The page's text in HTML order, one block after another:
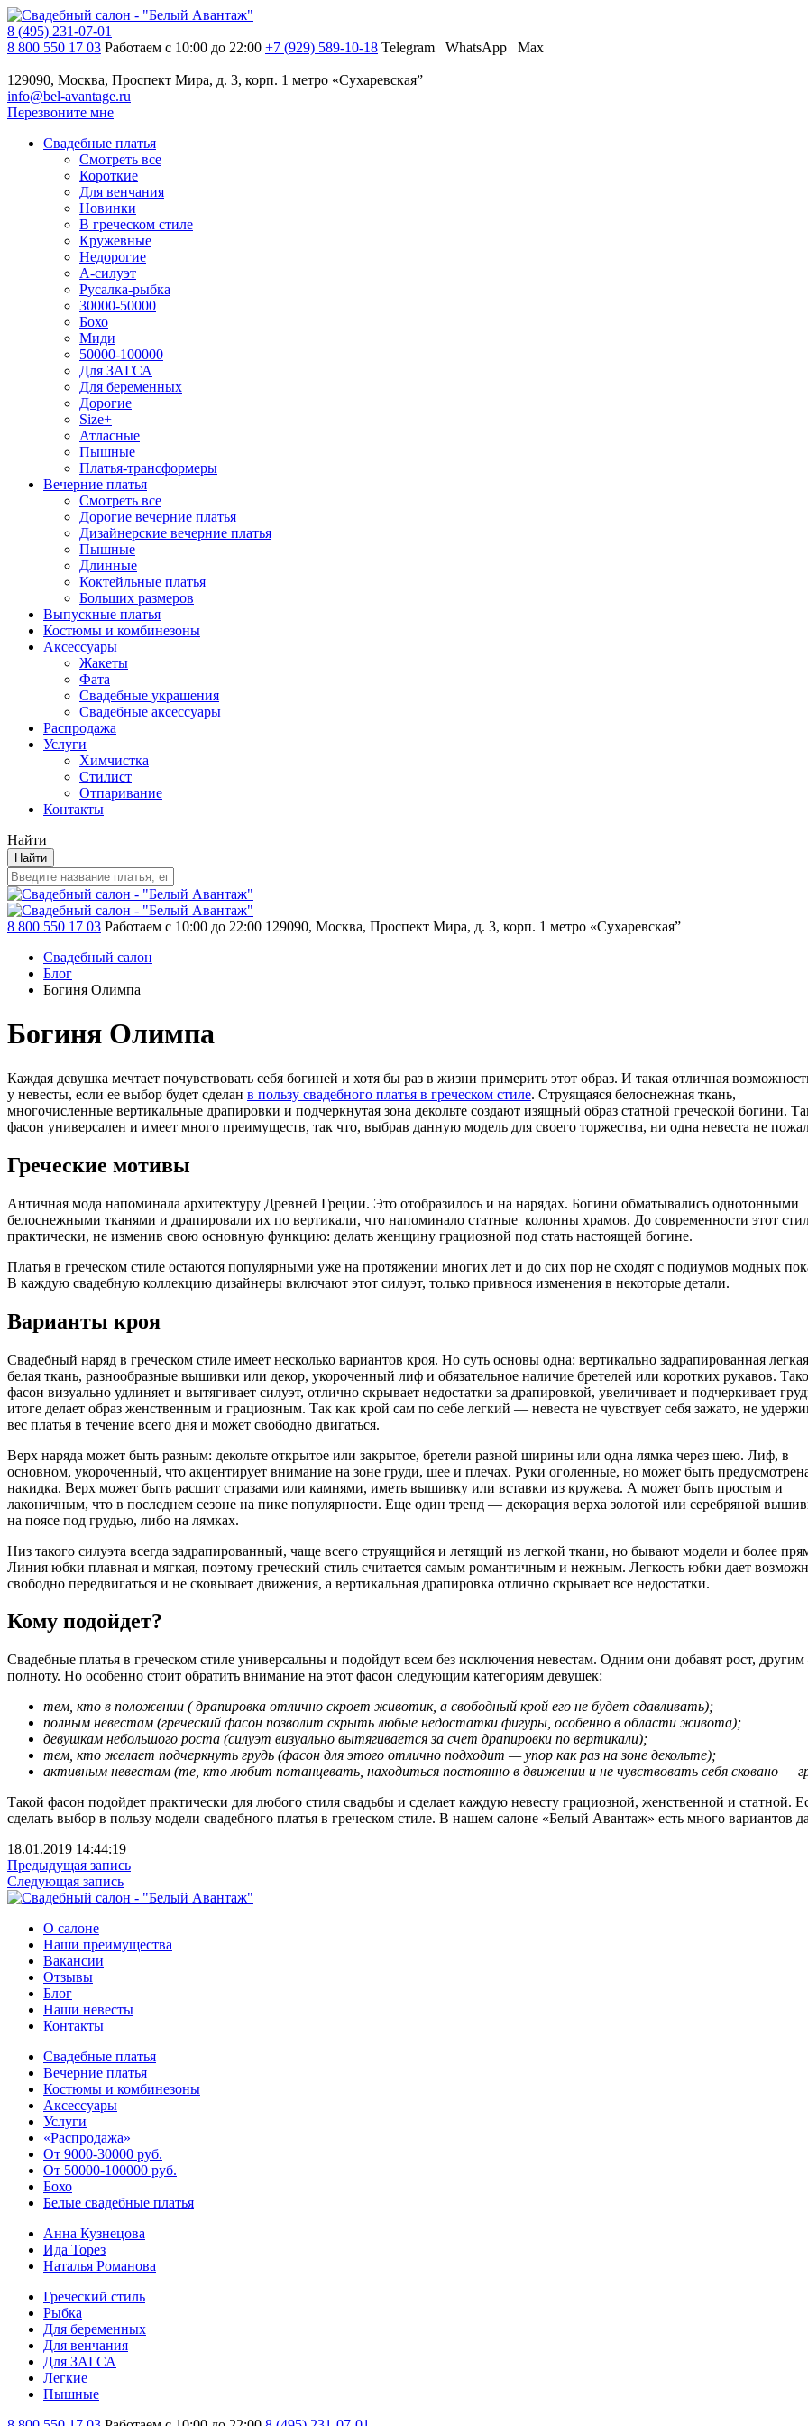
8 (495) 231-07-01
8 800 550 17 03 Работаем с 10:00 до 22:00 +7 (929) 589-10-18 Telegram WhatsApp Max
129090, Москва, Проспект Мира, д. 3, корп. 1 метро «Сухаревская”
info@bel-avantage.ru
Перезвоните мне
Свадебные платья
Смотреть все
Короткие
Для венчания
Новинки
В греческом стиле
Кружевные
Недорогие
А-силуэт
Русалка-рыбка
30000-50000
Бохо
Миди
50000-100000
Для ЗАГСА
Для беременных
Дорогие
Size+
Атласные
Пышные
Платья-трансформеры
Вечерние платья
Смотреть все
Дорогие вечерние платья
Дизайнерские вечерние платья
Пышные
Длинные
Коктейльные платья
Больших размеров
Выпускные платья
Костюмы и комбинезоны
Аксессуары
Жакеты
Фата
Свадебные украшения
Свадебные аксессуары
Распродажа
Услуги
Химчистка
Стилист
Отпаривание
Контакты
Найти
Найти
8 800 550 17 03 Работаем с 10:00 до 22:00 129090, Москва, Проспект Мира, д. 3, корп. 1 метро «Сухаревская”
Свадебный салон
Блог
Богиня Олимпа
Богиня Олимпа
Каждая девушка мечтает почувствовать себя богиней и хотя бы раз в жизни примерить этот образ. И такая отличная
у невесты, если ее выбор будет сделан в пользу свадебного платья в греческом стиле. Струящаяся белоснежная ткань,
многочисленные вертикальные драпировки и подчеркнутая зона декольте создают изящный образ статной греческой богини.
фасон универсален и имеет много преимуществ, так что, выбрав данную модель для своего торжества, ни одна невеста не
Греческие мотивы
Античная мода напоминала архитектуру Древней Греции. Это отобразилось и на нарядах. Богини обматывались однотонными
белоснежными тканями и драпировали их по вертикали, что напоминало статные колонны храмов. До современности этот
практически, не изменив свою основную функцию: делать женщину грациозной под стать настоящей богине.
Платья в греческом стиле остаются популярными уже на протяжении многих лет и до сих пор не сходят с подиумов модных
В каждую свадебную коллекцию дизайнеры включают этот силуэт, только привнося изменения в некоторые детали.
Варианты кроя
Свадебный наряд в греческом стиле имеет несколько вариантов кроя. Но суть основы одна: вертикально задрапированная легкая
белая ткань, разнообразные вышивки или декор, укороченный лиф и обязательное наличие бретелей или коротких рукавов.
фасон визуально удлиняет и вытягивает силуэт, отлично скрывает недостатки за драпировкой, увеличивает и подчеркивает
итоге делает образ женственным и грациозным. Так как крой сам по себе легкий — невеста не чувствует себя зажато, не
вес платья в течение всего дня и может свободно двигаться.
Верх наряда может быть разным: декольте открытое или закрытое, бретели разной ширины или одна лямка через шею. Лиф, в
основном, укороченный, что акцентирует внимание на зоне груди, шее и плечах. Руки оголенные, но может быть
накидка. Верх может быть расшит стразами или камнями, иметь вышивку или вставки из кружева. А может быть простым и
лаконичным, что в последнем сезоне на пике популярности. Еще один тренд — декорация верха золотой или серебряной
на поясе под грудью, либо на лямках.
Низ такого силуэта всегда задрапированный, чаще всего струящийся и летящий из легкой ткани, но бывают модели и более
Линия юбки плавная и мягкая, поэтому греческий стиль считается самым романтичным и нежным. Легкость юбки дает
свободно передвигаться и не сковывает движения, а вертикальная драпировка отлично скрывает все недостатки.
Кому подойдет?
Свадебные платья в греческом стиле универсальны и подойдут всем без исключения невестам. Одним они добавят рост,
полноту. Но особенно стоит обратить внимание на этот фасон следующим категориям девушек:
тем, кто в положении ( драпировка отлично скроет животик, а свободный крой его не будет сдавливать);
полным невестам (греческий фасон позволит скрыть любые недостатки фигуры, особенно в области живота);
девушкам небольшого роста (силуэт визуально вытягивается за счет драпировки по вертикали);
тем, кто желает подчеркнуть грудь (фасон для этого отлично подходит — упор как раз на зоне декольте);
активным невестам (те, кто любит потанцевать, находиться постоянно в движении и не чувствовать себя сковано —
Такой фасон подойдет практически для любого стиля свадьбы и сделает каждую невесту грациозной, женственной и
сделать выбор в пользу модели свадебного платья в греческом стиле. В нашем салоне «Белый Авантаж» есть много вариантов
18.01.2019 14:44:19
Предыдущая запись
Следующая запись
О салоне
Наши преимущества
Вакансии
Отзывы
Блог
Наши невесты
Контакты
Свадебные платья
Вечерние платья
Костюмы и комбинезоны
Аксессуары
Услуги
«Распродажа»
От 9000-30000 руб.
От 50000-100000 руб.
Бохо
Белые свадебные платья
Анна Кузнецова
Ида Торез
Наталья Романова
Греческий стиль
Рыбка
Для беременных
Для венчания
Для ЗАГСА
Легкие
Пышные